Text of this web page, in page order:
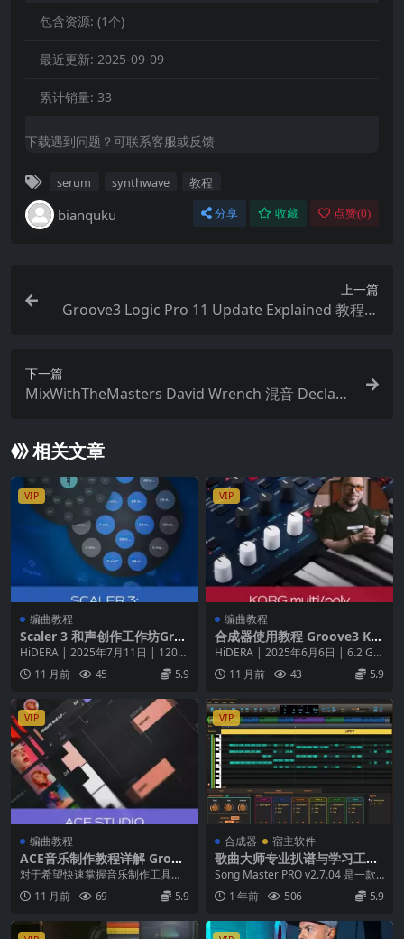
包含资源: (1个)
最近更新: 2025-09-09
累计销量: 33
下载遇到问题？可联系客服或反馈
serum synthwave 教程
bianquku 分享 收藏 点赞(0)
上一篇
Groove3 Logic Pro 11 Update Explained 教程：
下一篇
MixWithTheMasters David Wrench 混音 Declan
相关文章
VIP
编曲教程
Scaler 3 和声创作工作坊Gro
ove3 Scaler 3 Harmony Wo
rkshop
HiDERA | 2025年7月11日 | 120
MB 👉 官网链接 🎶 解锁...
11 月前 45 5.9
VIP
编曲教程
合成器使用教程 Groove3 KO
RG multi poly Explained
HiDERA | 2025年6月6日 | 6.2 GB
和合成器wiz Alber...
11 月前 43 5.9
VIP
编曲教程
ACE音乐制作教程详解 Groov
e3 ACE Studio Explained v2
对于希望快速掌握音乐制作工具的
初学者和专业人士，Groove3 ACE
Stud...11 月前 69 5.9
VIP
合成器 宿主软件
歌曲大师专业扒谱与学习工具
Aurally Sound Song Master
PRO v2.7.04 WiN
Song Master PRO v2.7.04 是一款
专为吉他手、歌手、钢琴家和...
1 年前 506 5.9